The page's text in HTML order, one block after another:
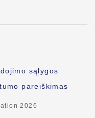
sąlygos
pareiškimas
2026